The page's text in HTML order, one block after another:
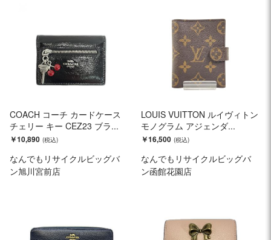
COACH コーチ カードケース
チェリー キー CEZ23 ブラ...
￥10,890
なんでもリサイクルビッグバ
ン旭川宮前店
LOUIS VUITTON ルイヴィトン
モノグラム アジェンダ...
￥16,500
なんでもリサイクルビッグバ
ン函館花園店